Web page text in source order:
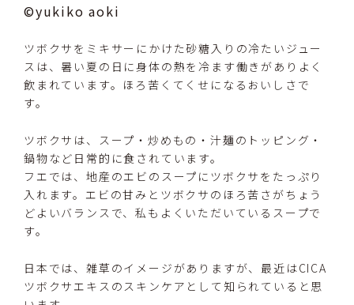
©yukiko aoki
ツボクサをミキサーにかけた砂糖入りの冷たいジュー
スは、暑い夏の日に身体の熱を冷ます働きがありよく
飲まれています。ほろ苦くてくせになるおいしさで
す。
ツボクサは、スープ・炒めもの・汁麺のトッピング・
鍋物など日常的に食されています。
フエでは、地産のエビのスープにツボクサをたっぷり
入れます。エビの甘みとツボクサのほろ苦さがちょう
どよいバランスで、私もよくいただいているスープで
す。
日本では、雑草のイメージがありますが、最近はCICA
ツボクサエキスのスキンケアとして知られていると思